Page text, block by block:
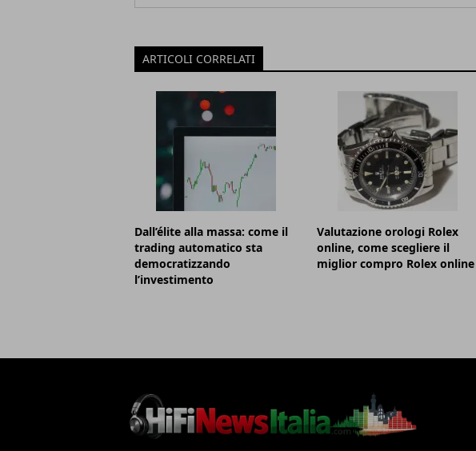
ARTICOLI CORRELATI
Dall’élite alla massa: come il
trading automatico sta
democratizzando
l’investimento
Valutazione orologi Rolex
online, come scegliere il
miglior compro Rolex online